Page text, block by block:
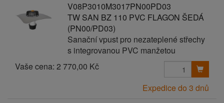
V08P3010M3017PN00PD03
TW SAN BZ 110 PVC FLAGON ŠEDÁ
(PN00/PD03)
Sanační vpust pro nezateplené střechy
s integrovanou PVC manžetou
Vaše cena: 2 770,00 Kč
Expedice do 3 dnů